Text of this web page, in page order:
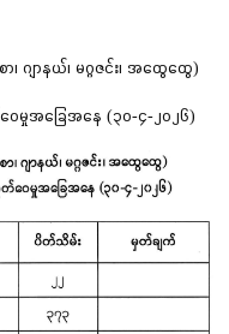
ဂျာနယ်၊ မဂ္ဂဇင်း၊ အထွေထွေ)
မှုအခြေအနေ (၃၀-၄-၂၀၂၆)